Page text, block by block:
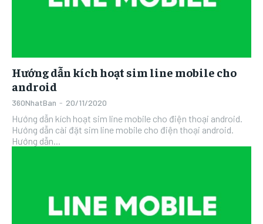
Hướng dẫn kích hoạt sim line mobile cho
android
360NhatBan - 20/11/2020
Hướng dẫn kích hoạt sim line mobile cho điện thoại android.
Hướng dẫn cài đặt sim line mobile cho điện thoại android.
Hướng dẫn...